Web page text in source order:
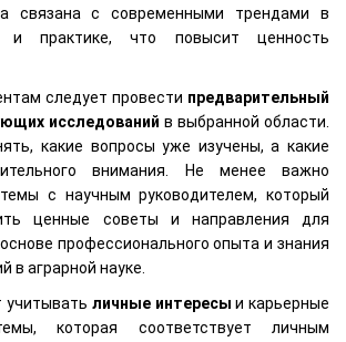
связана с современными трендами в
и практике, что повысит ценность
следует провести предварительный
исследований в выбранной области.
какие вопросы уже изучены, а какие
внимания. Не менее важно
с научным руководителем, который
ценные советы и направления для
профессионального опыта и знания
в аграрной науке.
учитывать личные интересы и карьерные
которая соответствует личным